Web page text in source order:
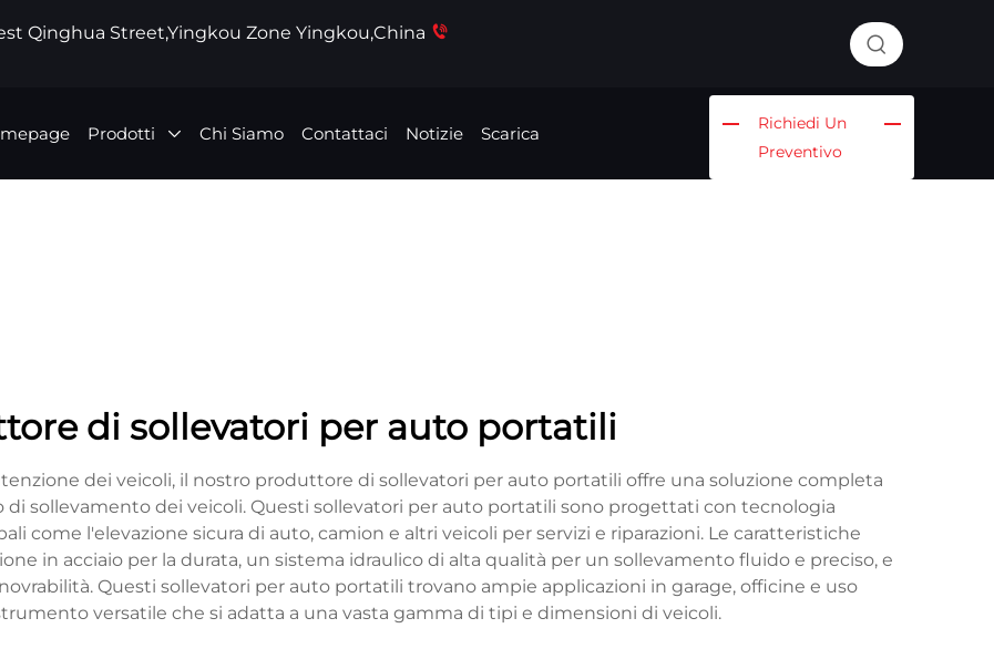
Qinghua Street,Yingkou Zone Yingkou,China
Prodotti Chi Siamo Contattaci Notizie Scarica
Richiedi Un
Preventivo
di sollevatori per auto portatili
dei veicoli, il nostro produttore di sollevatori per auto portatili offre una soluzione completa
sollevamento dei veicoli. Questi sollevatori per auto portatili sono progettati con tecnologia
come l'elevazione sicura di auto, camion e altri veicoli per servizi e riparazioni. Le caratteristiche
in acciaio per la durata, un sistema idraulico di alta qualità per un sollevamento fluido e preciso, e
Questi sollevatori per auto portatili trovano ampie applicazioni in garage, officine e uso
versatile che si adatta a una vasta gamma di tipi e dimensioni di veicoli.